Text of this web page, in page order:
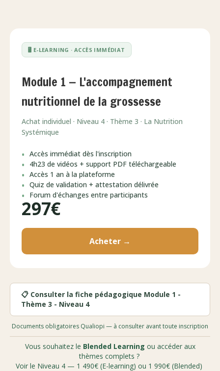
🖥️ E-LEARNING · ACCÈS IMMÉDIAT
Module 1 — L'accompagnement
nutritionnel de la grossesse
Achat individuel · Niveau 4 · Thème 3 · La Nutrition
Systémique
Accès immédiat dès l'inscription
4h23 de vidéos + support PDF téléchargeable
Accès 1 an à la plateforme
Quiz de validation + attestation délivrée
Forum d'échanges entre participants
297€
Acheter →
📋 Consulter la fiche pédagogique Module 1 -
Thème 3 - Niveau 4
Documents obligatoires Qualiopi — à consulter avant toute inscription
Vous souhaitez le Blended Learning ou accéder aux
thèmes complets ?
Voir le Niveau 4 — 1 490€ (E-learning) ou 1 990€ (Blended)